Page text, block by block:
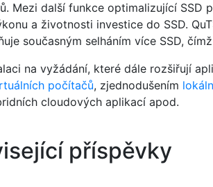
další funkce optimalizující SSD
a životnosti investice do SSD.
současným selháním více SSD,
na vyžádání, které dále rozšiřují
počítačů, zjednodušením
cloudových aplikací apod.
příspěvky